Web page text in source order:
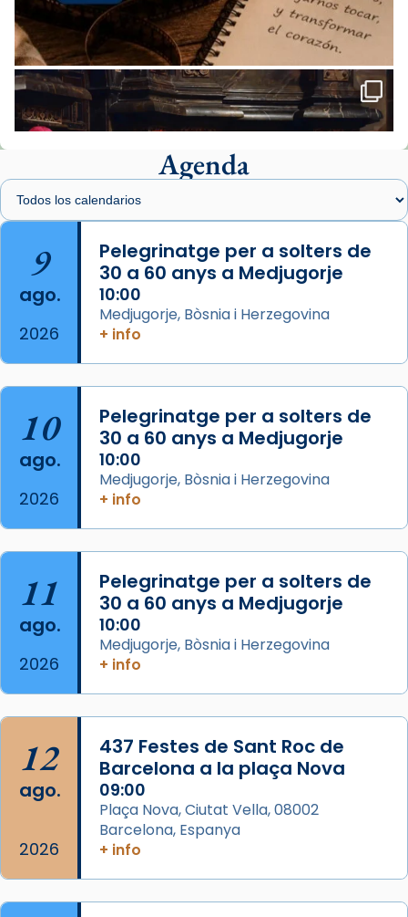
Mons. Sergi Gordo, bisbe de Tortosa, ha
presidit aquest 27 de juliol la missa de Les
Santes de Mataró.
🔗tinyurl.com/cvu5jmbk
📸 J. Merino
de Barcelona.
2 weeks ago
Aquest dilluns, 27 de juliol, ha tingut lloc la
missa d’acció de gràcies en agraïment al
comitè organitzador de la visita apostòlica
del Sant Pare Lleó XIV a Barcelona, i als
col·laboradors, a la Catedral de Barcelona.
L’arquebisbe de Barcelona, el cardenal Joan
Josep Omella, ha presidit la missa i l’ha
concelebrat el bisbe auxiliar de Barcelona,
Mons. David Abadías.
📸 Dr. G. Simón
Foto
View on Facebook · Share
Arquebisbat de Barcelona
2 weeks ago
Acompanyant la història de sant Cugat, a
partir de l’Edat Mitjana sorgeix la tradició
que les santes Juliana (“relatiu a Júlia”) i
Semproniana (“relatiu a Semprònia =
eterna”) són deixebles seves. I l’any 1667, el
frare Joan Gaspar Roig, afirma en una obra
que les santes són filles de l’antiga Iluro.
Mataró en reivindicarà les relíq
Agenda
9
ago.
2026
Pelegrinatge per a solters de
30 a 60 anys a Medjugorje
10:00
Medjugorje, Bòsnia i Herzegovina
+ info
10
ago.
2026
Pelegrinatge per a solters de
30 a 60 anys a Medjugorje
10:00
Medjugorje, Bòsnia i Herzegovina
+ info
11
ago.
2026
Pelegrinatge per a solters de
30 a 60 anys a Medjugorje
10:00
Medjugorje, Bòsnia i Herzegovina
+ info
12
ago.
2026
437 Festes de Sant Roc de
Barcelona a la plaça Nova
09:00
Plaça Nova, Ciutat Vella, 08002
Barcelona, Espanya
+ info